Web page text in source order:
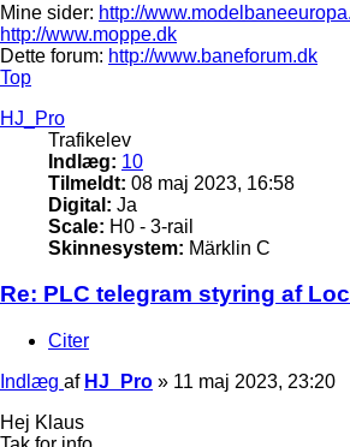
Mine sider: http://
http://www.moppe.dk
Dette forum: http://www.baneforum.dk
Top
HJ_Pro
Trafikelev
Indlæg: 10
Tilmeldt: 08 maj 2023, 16:58
Digital: Ja
Scale: H0 - 3-rail
Skinnesystem: Märklin C
Re: PLC telegram styring af
Citer
Indlæg af HJ_Pro » 11 maj 2023, 23:20
Hej Klaus